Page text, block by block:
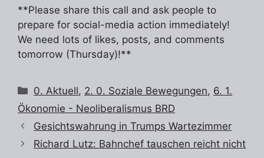
**Please share this call and ask people to
prepare for social-media action immediately!
We need lots of likes, posts, and comments
tomorrow (Thursday)!**
Kategorien
0. Aktuell, 2. 0. Soziale Bewegungen, 6. 1.
Ökonomie - Neoliberalismus BRD
Gesichtswahrung in Trumps Wartezimmer
Richard Lutz: Bahnchef tauschen reicht nicht